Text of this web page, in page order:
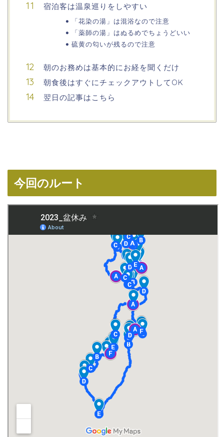
宿泊客は温泉巡りをしやすい
「花染の湯」は混浴なので注意
「薬師の湯」はぬるめでちょうどいい
硫黄の匂いが残るので注意
朝のお務めは基本的にお経を聞くだけ
朝食後はすぐにチェックアウトしてOK
翌日の記事はこちら
今回のルート